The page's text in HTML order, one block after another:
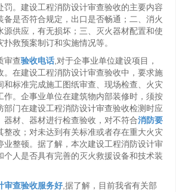
罚。建设工程消防设计审查验收的主要内容
备是否符合规定，出口是否畅通；二、消火
源供应，有无损坏；三、灭火器材配置和使
救预案制订和实施情况等。
审查验收电话,对于企事业单位建设项目，
。在建设工程消防设计审查验收中，要求施
和标准完成施工图纸审查、现场检查、火灾
作。企事业单位在建筑物内部装修时，须按
部门在建设工程消防设计审查验收检测时应
器材、器材进行检查验收，对不符合消防要
整改；对未达到有关标准或者存在重大火灾
业整顿。据了解，本次建设工程消防设计审
个人是否具有完善的灭火救援设备和技术装
审查验收服务好,据了解，目前我省有关部